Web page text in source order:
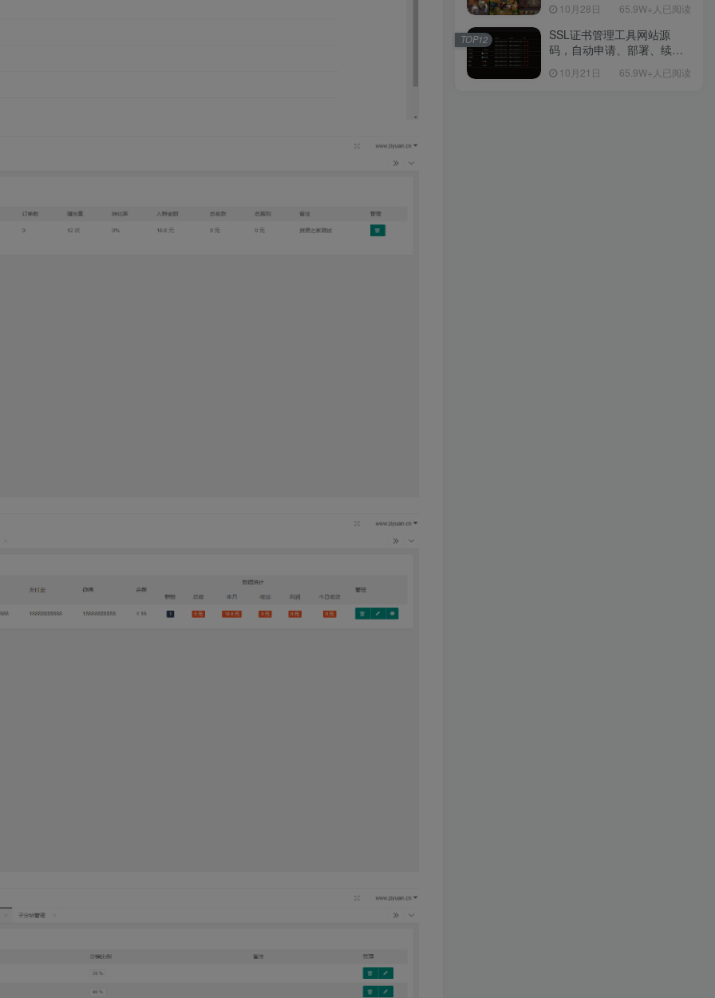
教程-多功能GM后台工具-网
页注册-安卓版本！
10月28日 65.9W+人已阅读
SSL证书管理工具网站源
码，自动申请、部署、续期
10月21日 65.9W+人已阅读
TOP12